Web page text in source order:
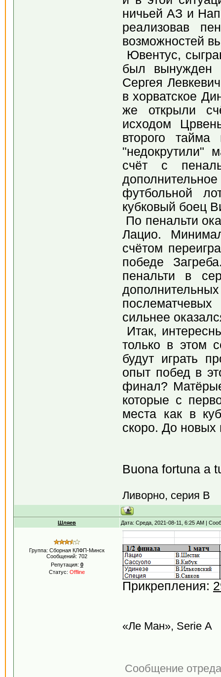
ничьей АЗ и
реализовав
возможностей
Ювентус,
был вынужден
Сергея
в хорватское
же открыли
исходом
второго
"недокрутили"
счёт с
футбольной
кубковый боец
По пенальти
Лацио.
счётом
победе
пенальти в
сильнее
Итак,
только в этом
будут играть
опыт побед в
финал?
которые с
места как в
скоро. До новых
Buona fortuna a
Ливорно, серия В
Шляев Дата: Среда, 2021-08-11, 6:25 AM |
Группа: Сборная КЛФП-Минск
Сообщений: 702
Репутация: 0
Статус: Offline
Прикрепления:
«Ле Ман», Serie А
Сообщение